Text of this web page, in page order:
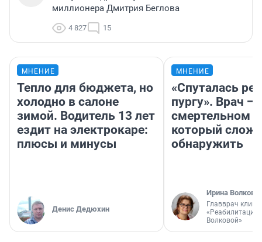
миллионера Дмитрия Беглова
4 827 15
МНЕНИЕ
Тепло для бюджета, но
холодно в салоне
зимой. Водитель 13 лет
ездит на электрокаре:
плюсы и минусы
Денис Дедюхин
МНЕНИЕ
«Спуталась
пургу». Врач —
смертельном
который
обнаружить
Ирина Волкова
Главврач
«Реабилитация
Волковой»